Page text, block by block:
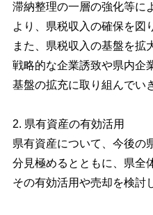
滞納整理の一層の強化等に
より、県税収入の確保を図
また、県税収入の基盤を拡
戦略的な企業誘致や県内企
基盤の拡充に取り組んでい
2. 県有資産の有効活用
県有資産について、今後の
分見極めるとともに、県全
その有効活用や売却を検討